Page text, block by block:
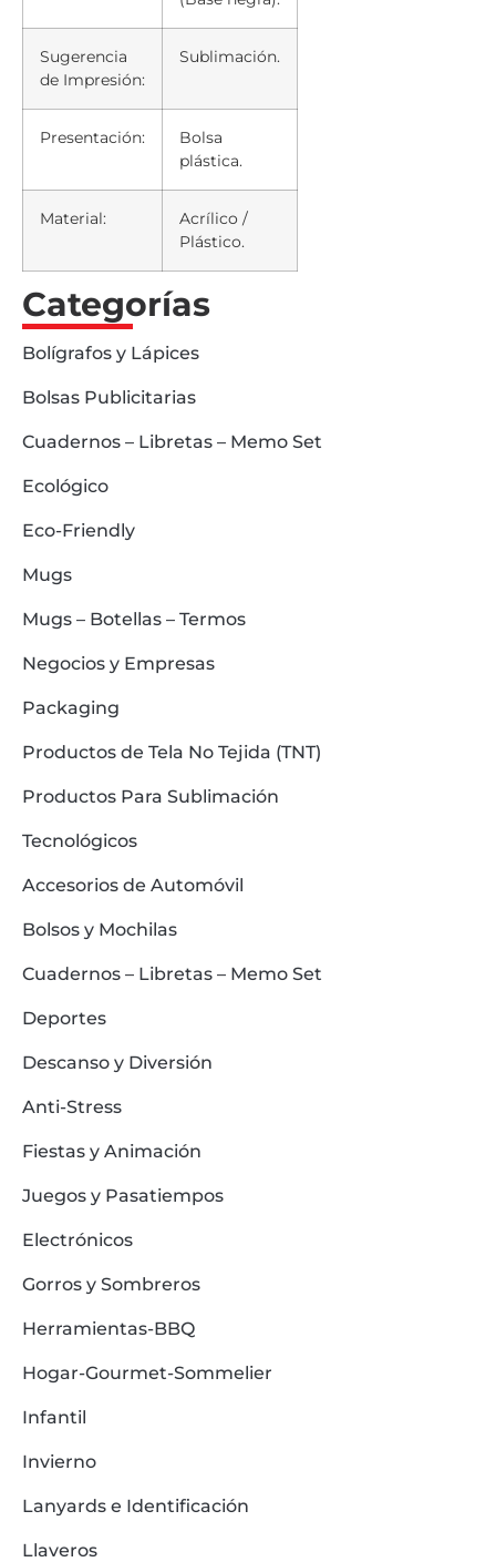
Sugerencia
de Impresión:
Sublimación.
Presentación:
Bolsa
plástica.
Material:
Acrílico /
Plástico.
Categorías
Bolígrafos y Lápices
Bolsas Publicitarias
Cuadernos – Libretas – Memo Set
Ecológico
Eco-Friendly
Mugs
Mugs – Botellas – Termos
Negocios y Empresas
Packaging
Productos de Tela No Tejida (TNT)
Productos Para Sublimación
Tecnológicos
Accesorios de Automóvil
Bolsos y Mochilas
Cuadernos – Libretas – Memo Set
Deportes
Descanso y Diversión
Anti-Stress
Fiestas y Animación
Juegos y Pasatiempos
Electrónicos
Gorros y Sombreros
Herramientas-BBQ
Hogar-Gourmet-Sommelier
Infantil
Invierno
Lanyards e Identificación
Llaveros